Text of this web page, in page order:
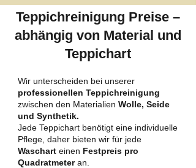
Teppichreinigung Preise –
abhängig von Material und
Teppichart
Wir unterscheiden bei unserer
professionellen Teppichreinigung
zwischen den Materialien Wolle, Seide
und Synthetik.
Jede Teppichart benötigt eine individuelle
Pflege, daher bieten wir für jede
Waschart einen Festpreis pro
Quadratmeteran.